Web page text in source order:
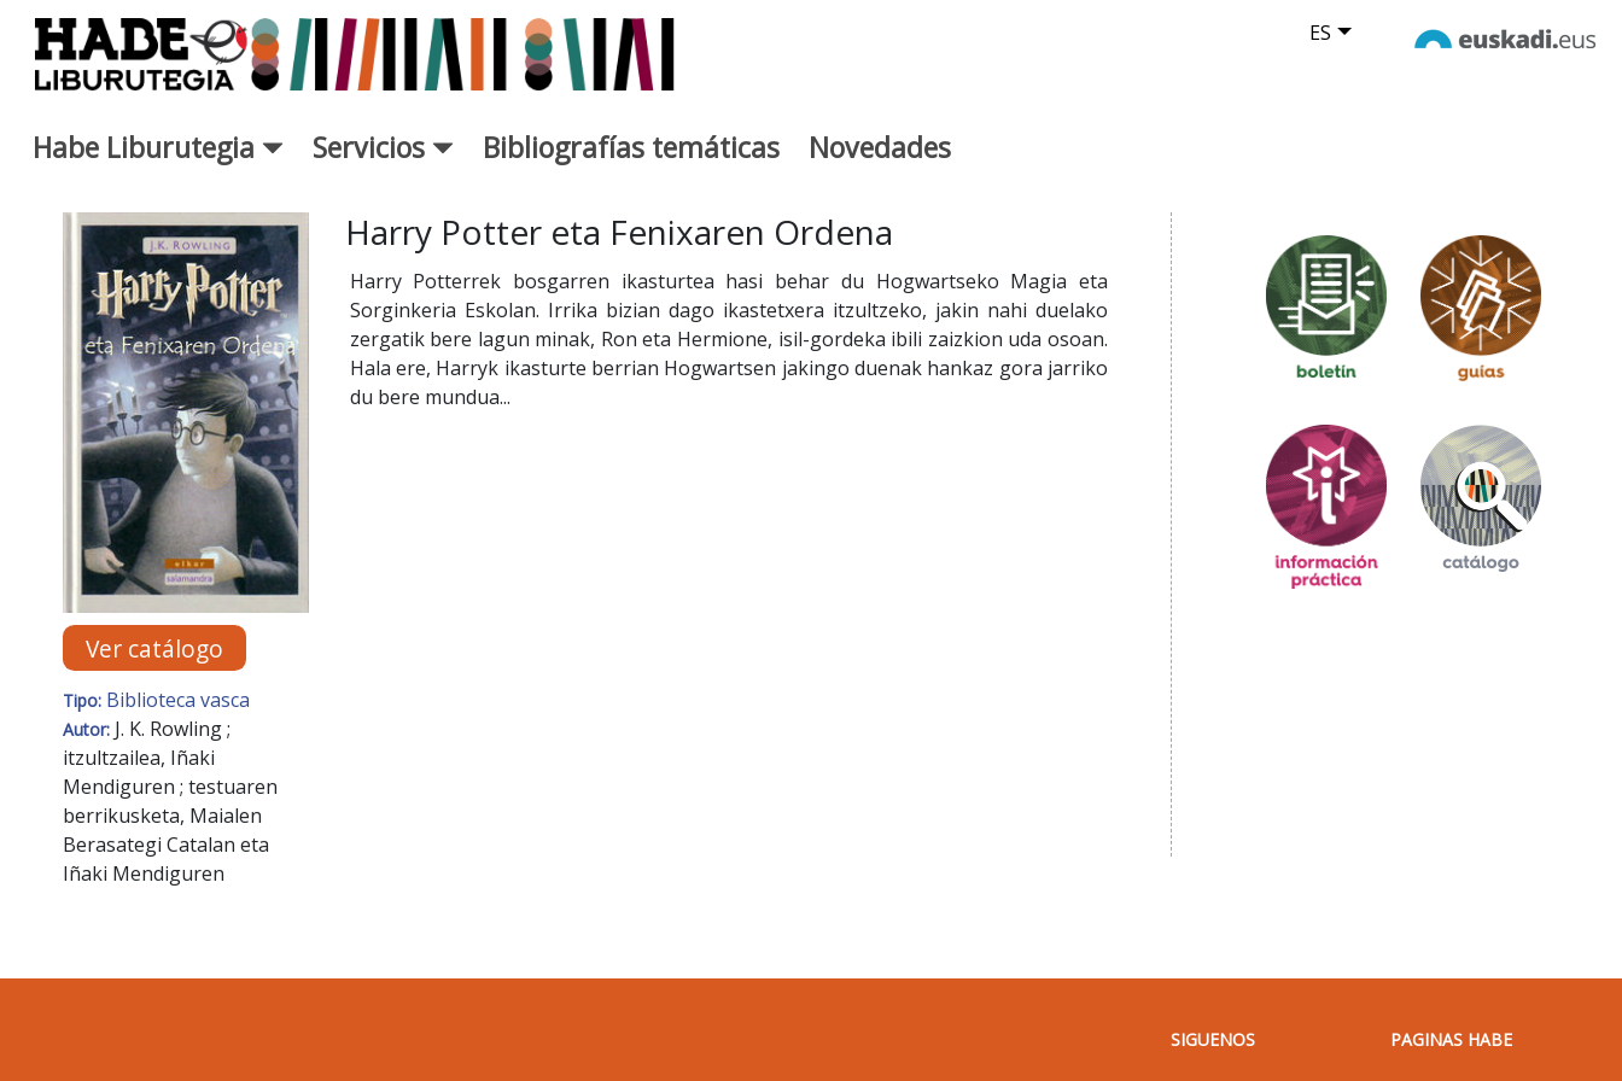
Saltar al contenido principal ES
Habe Liburutegia Servicios Bibliografías temáticas Novedades
Ficha de Novedades - Liburutegia
Ver catálogo
Tipo: Biblioteca vasca
Autor: J. K. Rowling ;
itzultzailea, Iñaki
Mendiguren ; testuaren
berrikusketa, Maialen
Berasategi Catalan eta
Iñaki Mendiguren
Harry Potter eta Fenixaren Ordena
Harry Potterrek bosgarren ikasturtea hasi behar du Hogwartseko Magia eta
Sorginkeria Eskolan. Irrika bizian dago ikastetxera itzultzeko, jakin nahi duelako
zergatik bere lagun minak, Ron eta Hermione, isil-gordeka ibili zaizkion uda osoan.
Hala ere, Harryk ikasturte berrian Hogwartsen jakingo duenak hankaz gora jarriko
du bere mundua...
SIGUENOS PAGINAS HABE